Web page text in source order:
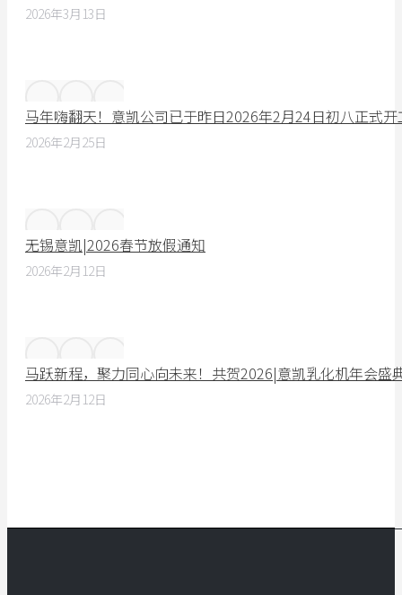
2026年3月13日
马年嗨翻天！意凯公司已于昨日2026年2月24日初八正式
2026年2月25日
无锡意凯|2026春节放假通知
2026年2月12日
马跃新程，聚力同心向未来！共贺2026|意凯乳化机年会盛
2026年2月12日